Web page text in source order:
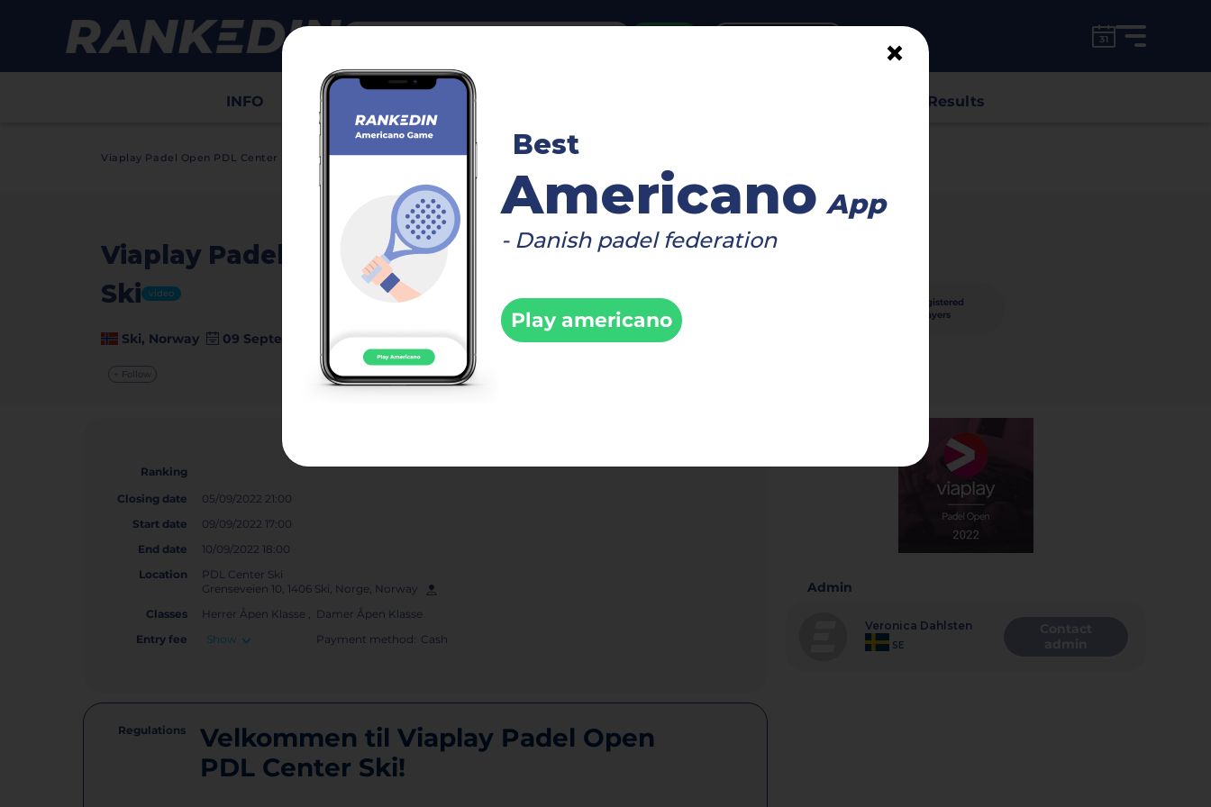
INFO Draws Results
Viaplay Padel Open PDL Center Ski Info
Viaplay Padel Open PDL Center
Ski
video
Ski, Norway 09 September - 10 September 2022
+ Follow
registered
players
Ranking
Closing date
05/09/2022 21:00
Start date
09/09/2022 17:00
End date
10/09/2022 18:00
Location
PDL Center Ski
Grenseveien 10, 1406 Ski, Norge, Norway
Classes
Herrer Åpen Klasse , Damer Åpen Klasse
Entry fee
Show Payment method: Cash
Regulations
Velkommen til Viaplay Padel Open
PDL Center Ski!
Admin
Veronica Dahlsten
SE
×
Best
Americano App
- Danish padel federation
Play americano